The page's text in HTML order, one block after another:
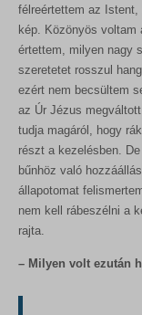
félreértettem az
kép. Közönyös voltam
értettem, milyen nagy
szeretetet rosszul
ezért nem becsültem
az Úr Jézus
tudja magáról, hogy
részt a kezelésben.
bűnhöz való
állapotomat
nem kell rábeszélni a
rajta.
– Milyen volt ezután